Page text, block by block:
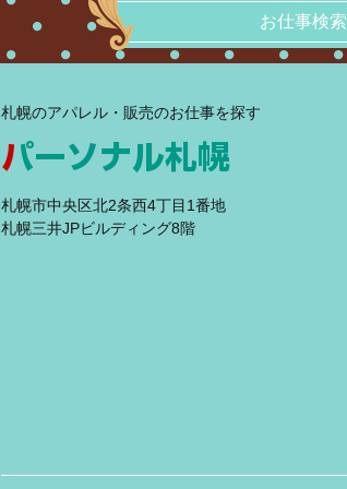
お仕事検索
札幌のアパレル・販売のお仕事を探す
札幌市中央区北2条西4丁目1番地
札幌三井JPビルディング8階